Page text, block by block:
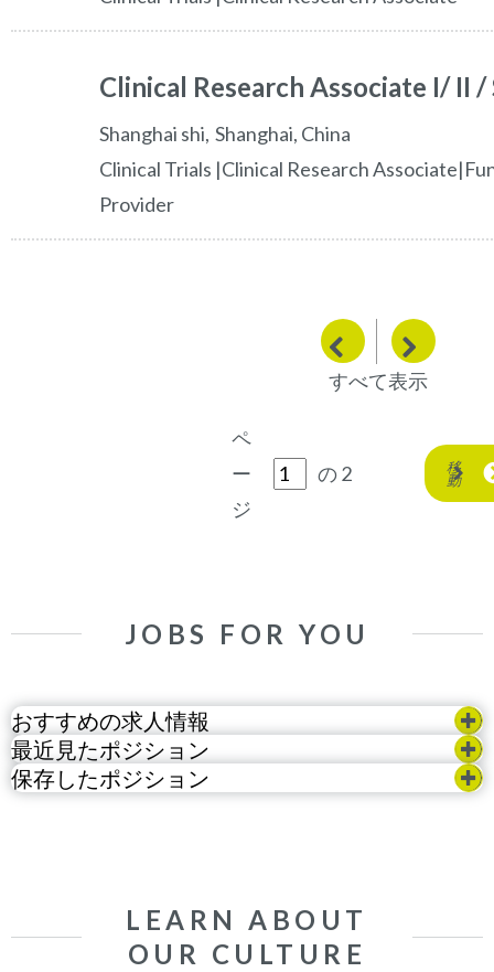
Clinical Research Associate I/ II /
shanghai shi Shanghai, China
Clinical Trials |Clinical Research
Provider
ペ
ー
ジ
の 2 移
動
前へ
次へ
すべて表示
JOBS FOR YOU
おすすめの求人情報
最近見たポジション
保存したポジション
LEARN ABOUT
OUR CULTURE